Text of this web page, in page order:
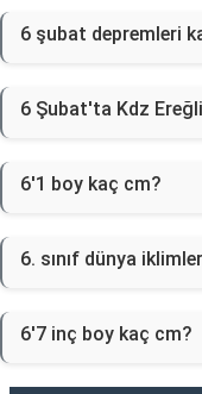
6 şubat depremleri
6 Şubat'ta Kdz
6'1 boy kaç cm?
6. sınıf dünya
6'7 inç boy kaç cm?